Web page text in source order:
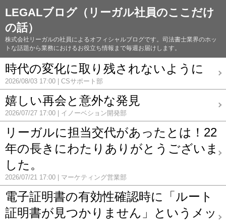
LEGALブログ（リーガル社員のここだけ
の話）
株式会社リーガルの社員によるオフィシャルブログです。司法書士業界のホッ
トな話題から業務におけるお役立ち情報まで毎週お届けします。
時代の変化に取り残されないように
2026/08/03 17:00 CSサポート部
嬉しい再会と意外な発見
2026/07/27 17:00 イノーベション開発部
リーガルに担当交代があったとは！22
年の長きにわたりありがとうございま
した。
2026/07/21 17:00 マーケティング営業部
電子証明書の有効性確認時に「ルート
証明書が見つかりません」というメッ